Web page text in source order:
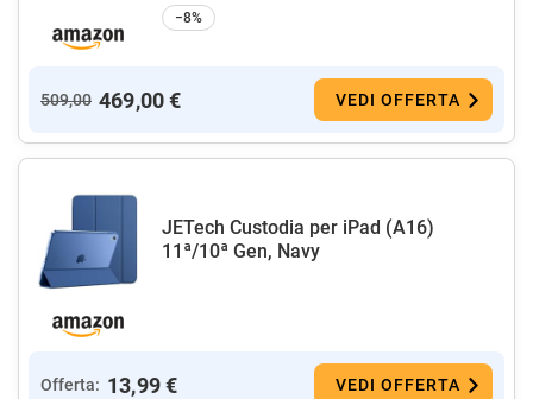
−8%
509,00 469,00 € VEDI OFFERTA
JETech Custodia per iPad (A16)
11ª/10ª Gen, Navy
Offerta: 13,99 € VEDI OFFERTA